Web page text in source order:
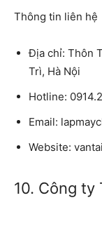
Thông tin liên hệ
Địa chỉ: Thôn
Trì, Hà Nội
Hotline:
Email:
Website:
10. Công ty